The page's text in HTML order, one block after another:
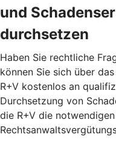
und
durchsetzen
Haben Sie rechtliche
können Sie sich über
R+V kostenlos an
Durchsetzung von
die R+V die